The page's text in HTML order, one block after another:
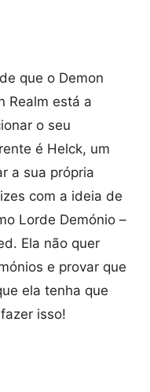
que o Demon
Realm está a
o seu
é Helck, um
a sua própria
com a ideia de
Lorde Demónio –
Ela não quer
e provar que
ela tenha que
isso!